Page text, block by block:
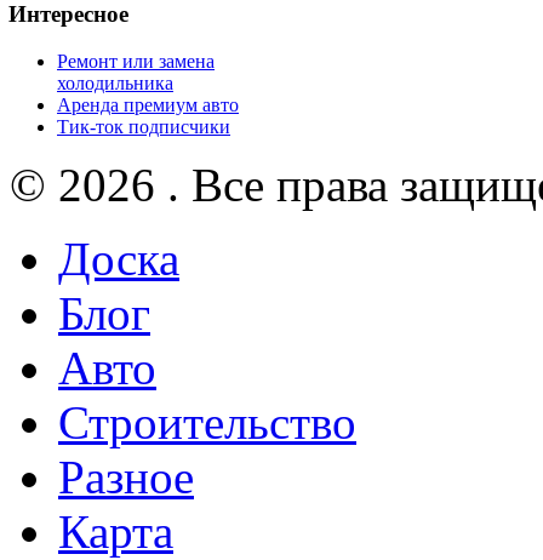
Интересное
Ремонт или замена
холодильника
Аренда премиум авто
Тик-ток подписчики
© 2026 . Все права
Доска
Блог
Авто
Строительство
Разное
Карта